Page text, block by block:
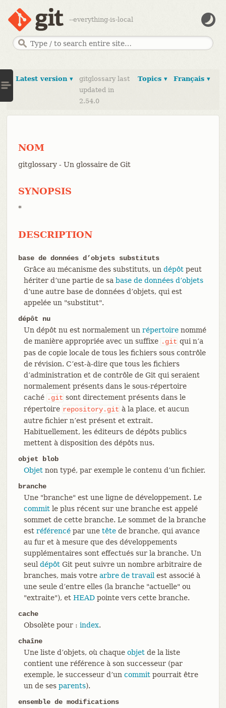
--everything-is-local
Français ▾
Topics ▾
Latest version ▾
gitglossary last
updated in
2.54.0
NOM
gitglossary - Un glossaire de Git
SYNOPSIS
*
DESCRIPTION
base de données d’objets substituts
Grâce au mécanisme des substituts, un dépôtpeut
hériter d’une partie de sa base de données d’objets
d’une autre base de données d’objets, qui est
appelée un "substitut".
dépôt nu
Un dépôt nu est normalement un répertoirenommé
de manière appropriée avec un suffixe .git qui n’a
pas de copie locale de tous les fichiers sous contrôle
de révision. C’est-à-dire que tous les fichiers
d’administration et de contrôle de Git qui seraient
normalement présents dans le sous-répertoire
caché .git sont directement présents dans le
répertoire repository.git à la place, et aucun
autre fichier n’est présent et extrait.
Habituellement, les éditeurs de dépôts publics
mettent à disposition des dépôts nus.
objet blob
Objetnon typé, par exemple le contenu d’un fichier.
branche
Une "branche" est une ligne de développement. Le
commitle plus récent sur une branche est appelé
sommet de cette branche. Le sommet de la branche
est référencépar une têtede branche, qui avance
au fur et à mesure que des développements
supplémentaires sont effectués sur la branche. Un
seul dépôtGit peut suivre un nombre arbitraire de
branches, mais votre arbre de travail est associé à
une seule d’entre elles (la branche "actuelle" ou
"extraite"), et HEADpointe vers cette branche.
cache
Obsolète pour : index.
chaîne
Une liste d’objets, où chaque objetde la liste
contient une référence à son successeur (par
exemple, le successeur d’un commitpourrait être
un de ses parents).
ensemble de modifications